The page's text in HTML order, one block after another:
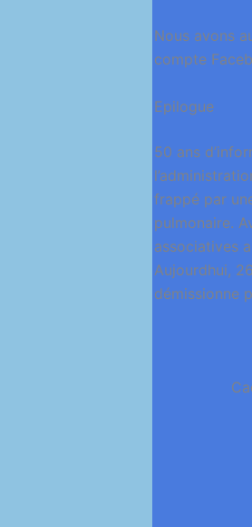
Nous avons
compte
Epilogue
50 ans
frappé par
pulmonaire.
associatives
Aujourdhui,
démissionne